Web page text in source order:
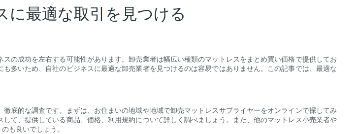
最適な取引を見つける
の成功を左右する可能性があります。卸売業者は幅広い種類のマットレスをまとめ買い価格で提供してお
多いため、自社のビジネスに最適な卸売業者を見つけるのは容易ではありません。この記事では、最適な
底的な調査です。まずは、お住まいの地域や地域で卸売マットレスサプライヤーをオンラインで探してみ
て、提供している商品、価格、利用規約について詳しく調べましょう。また、他のマットレス小売業者や
も良いでしょう。